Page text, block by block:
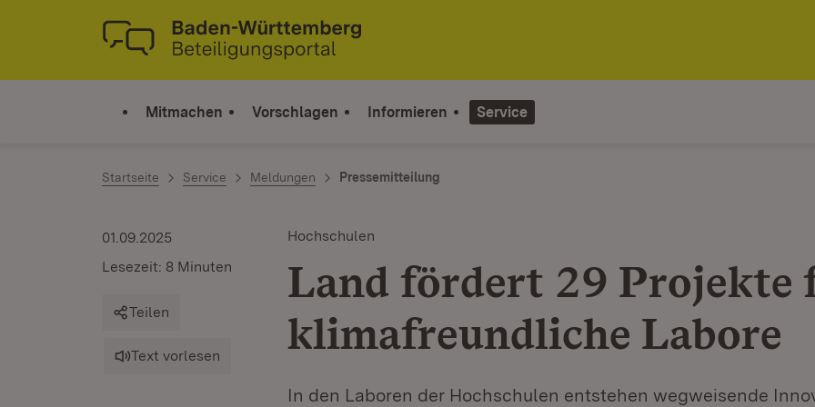
Zum Inhalt springen
Link zur Startseite
Mitmachen Vorschlagen Informieren Service
Startseite Service Meldungen Pressemitteilung
Hochschulen
Land fördert 29 Projekte
klimafreundliche Labore
In den Laboren der Hochschulen entstehen wegweisende
01.09.2025
Lesezeit: 8 Minuten
Teilen
Text vorlesen